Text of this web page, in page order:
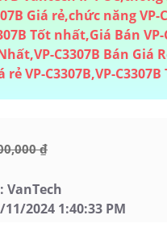
₫
VanTech
11/2024 1:40:33 PM